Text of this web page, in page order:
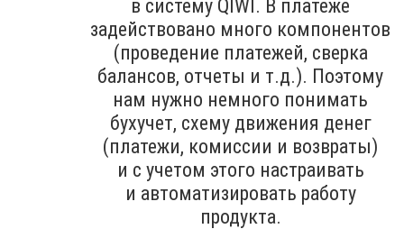
в систему QIWI. В платеже
задействовано много компонентов
(проведение платежей, сверка
балансов, отчеты и т.д.). Поэтому
нам нужно немного понимать
бухучет, схему движения денег
(платежи, комиссии и возвраты)
и с учетом этого настраивать
и автоматизировать работу
продукта.